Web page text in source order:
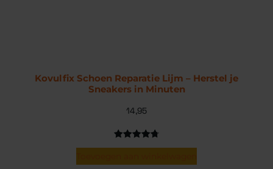
Kovulfix Schoen Reparatie Lijm – Herstel je
Sneakers in Minuten
14,95
Gewaardeerd
26